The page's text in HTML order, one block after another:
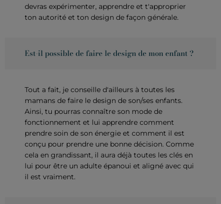
devras expérimenter, apprendre et t'approprier
ton autorité et ton design de façon générale.
Est-il possible de faire le design de mon enfant ?
Tout a fait, je conseille d'ailleurs à toutes les
mamans de faire le design de son/ses enfants.
Ainsi, tu pourras connaître son mode de
fonctionnement et lui apprendre comment
prendre soin de son énergie et comment il est
conçu pour prendre une bonne décision. Comme
cela en grandissant, il aura déjà toutes les clés en
lui pour être un adulte épanoui et aligné avec qui
il est vraiment.